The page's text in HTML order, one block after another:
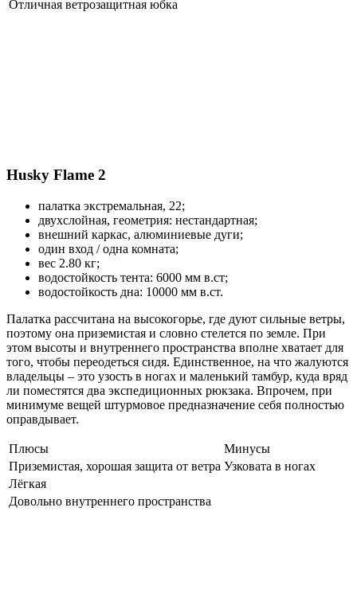
Отличная ветрозащитная юбка
Husky Flame 2
палатка экстремальная, 22;
двухслойная, геометрия: нестандартная;
внешний каркас, алюминиевые дуги;
один вход / одна комната;
вес 2.80 кг;
водостойкость тента: 6000 мм в.ст;
водостойкость дна: 10000 мм в.ст.
Палатка рассчитана на высокогорье, где дуют сильные ветры,
поэтому она приземистая и словно стелется по земле. При
этом высоты и внутреннего пространства вполне хватает для
того, чтобы переодеться сидя. Единственное, на что жалуются
владельцы – это узость в ногах и маленький тамбур, куда вряд
ли поместятся два экспедиционных рюкзака. Впрочем, при
минимуме вещей штурмовое предназначение себя полностью
оправдывает.
Плюсы
Минусы
Приземистая, хорошая защита от ветра Узковата в ногах
Лёгкая
Довольно внутреннего пространства